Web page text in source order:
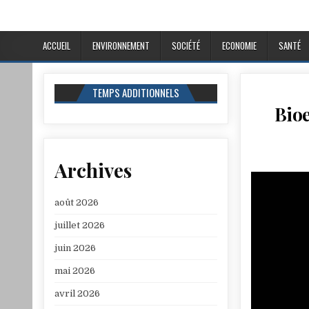
ACCUEIL ENVIRONNEMENT SOCIÉTÉ ECONOMIE SANTÉ
TEMPS ADDITIONNELS
Archives
août 2026
juillet 2026
juin 2026
mai 2026
avril 2026